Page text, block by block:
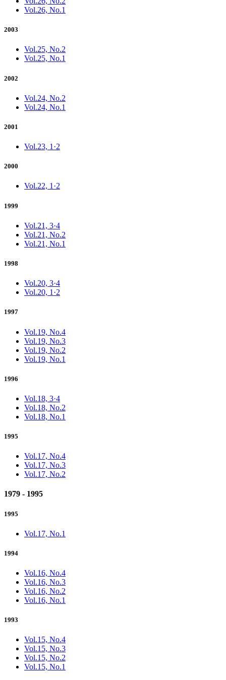
Vol.26, No.1
2003
Vol.25, No.2
Vol.25, No.1
2002
Vol.24, No.2
Vol.24, No.1
2001
Vol.23, 1·2
2000
Vol.22, 1·2
1999
Vol.21, 3·4
Vol.21, No.2
Vol.21, No.1
1998
Vol.20, 3·4
Vol.20, 1·2
1997
Vol.19, No.4
Vol.19, No.3
Vol.19, No.2
Vol.19, No.1
1996
Vol.18, 3·4
Vol.18, No.2
Vol.18, No.1
1995
Vol.17, No.4
Vol.17, No.3
Vol.17, No.2
1979 - 1995
1995
Vol.17, No.1
1994
Vol.16, No.4
Vol.16, No.3
Vol.16, No.2
Vol.16, No.1
1993
Vol.15, No.4
Vol.15, No.3
Vol.15, No.2
Vol.15, No.1